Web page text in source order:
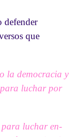
defender
que
la democracia y
para luchar por
para luchar en-